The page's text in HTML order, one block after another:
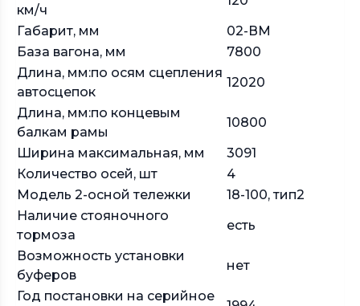
км/ч
Габарит, мм
02-ВМ
База вагона, мм
7800
Длина, мм:по осям сцепления
автосцепок
12020
Длина, мм:по концевым
балкам рамы
10800
Ширина максимальная, мм
3091
Количество осей, шт
4
Модель 2-осной тележки
18-100, тип2
Наличие стояночного
тормоза
есть
Возможность установки
буферов
нет
Год постановки на серийное